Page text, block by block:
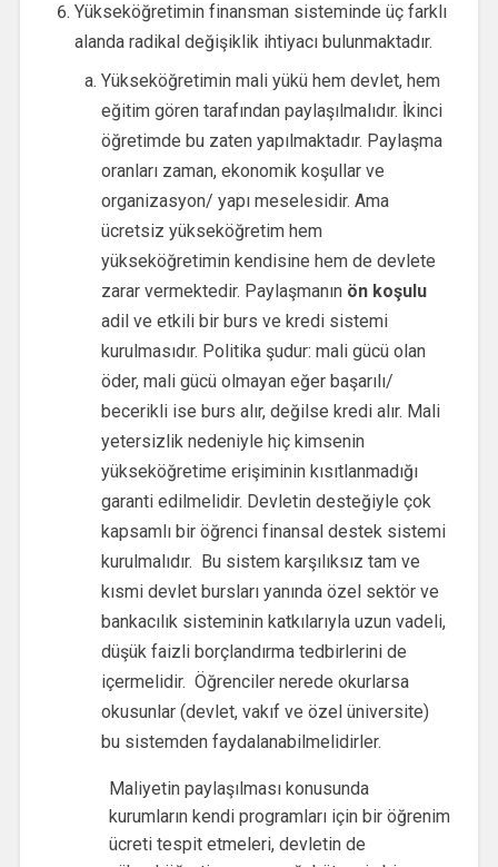
Yükseköğretimin finansman sisteminde üç farklı
alanda radikal değişiklik ihtiyacı bulunmaktadır.
Yükseköğretimin mali yükü hem devlet, hem
eğitim gören tarafından paylaşılmalıdır. İkinci
öğretimde bu zaten yapılmaktadır. Paylaşma
oranları zaman, ekonomik koşullar ve
organizasyon/ yapı meselesidir. Ama
ücretsiz yükseköğretim hem
yükseköğretimin kendisine hem de devlete
zarar vermektedir. Paylaşmanın ön koşulu
adil ve etkili bir burs ve kredi sistemi
kurulmasıdır. Politika şudur: mali gücü olan
öder, mali gücü olmayan eğer başarılı/
becerikli ise burs alır, değilse kredi alır. Mali
yetersizlik nedeniyle hiç kimsenin
yükseköğretime erişiminin kısıtlanmadığı
garanti edilmelidir. Devletin desteğiyle çok
kapsamlı bir öğrenci finansal destek sistemi
kurulmalıdır. Bu sistem karşılıksız tam ve
kısmi devlet bursları yanında özel sektör ve
bankacılık sisteminin katkılarıyla uzun vadeli,
düşük faizli borçlandırma tedbirlerini de
içermelidir. Öğrenciler nerede okurlarsa
okusunlar (devlet, vakıf ve özel üniversite)
bu sistemden faydalanabilmelidirler.
Maliyetin paylaşılması konusunda
kurumların kendi programları için bir öğrenim
ücreti tespit etmeleri, devletin de